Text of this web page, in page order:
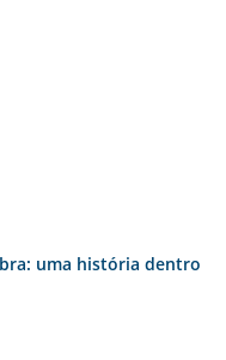
uma história dentro